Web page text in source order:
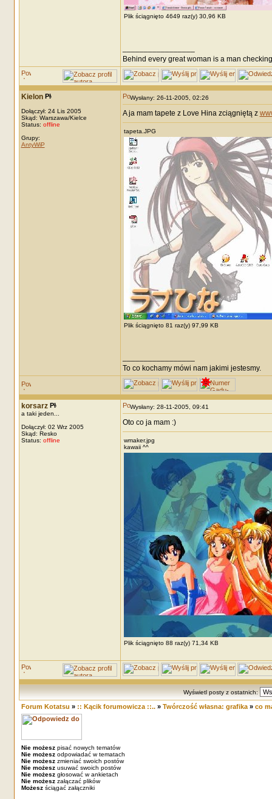
Plik ściągnięto 4649 raz(y) 30,96 KB
Behind every great woman is a man
Kielon
Dołączył: 24 Lis 2005
Skąd: Warszawa/Kielce
Status: offline
Grupy:
AntyWiP
Wysłany: 26-11-2005, 02:26
A ja mam tapete z Love Hina zciągniętą z
tapeta.JPG
Plik ściągnięto 81 raz(y) 97,99 KB
To co kochamy mówi nam jakimi jestesmy.
korsarz
a taki jeden...
Dołączył: 02 Wrz 2005
Skąd: Resko
Status: offline
Wysłany: 28-11-2005, 09:41
Oto co ja mam :)
wmaker.jpg
kawaii ^^
Plik ściągnięto 88 raz(y) 71,34 KB
Wyświetl posty z ostatnich:
Forum Kotatsu » :: Kącik forumowicza ::..» Twórczość własna: grafika» co
Nie możeszpisać nowych tematów
Nie możeszodpowiadać w tematach
Nie możeszzmieniać swoich postów
Nie możeszusuwać swoich postów
Nie możeszgłosować w ankietach
Nie możeszzałączać plików
Możeszściągać załączniki